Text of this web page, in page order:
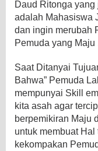
Daud Ritonga
adalah Mahasiswa
dan ingin merubah
Pemuda yang Maju
Saat Ditanyai
Bahwa” Pemuda
mempunyai Skill
kita asah agar
berpemikiran Maju
untuk membuat
kekompakan